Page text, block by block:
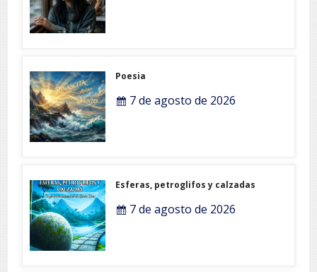
Poesia
7 de agosto de 2026
Esferas, petroglifos y calzadas
7 de agosto de 2026